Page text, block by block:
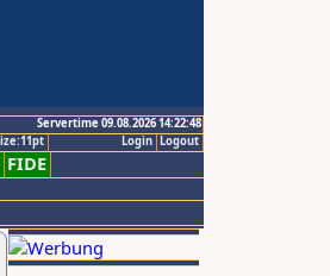
Servertime 09.08.2026 14:22:48
Logout
Login
FIDE